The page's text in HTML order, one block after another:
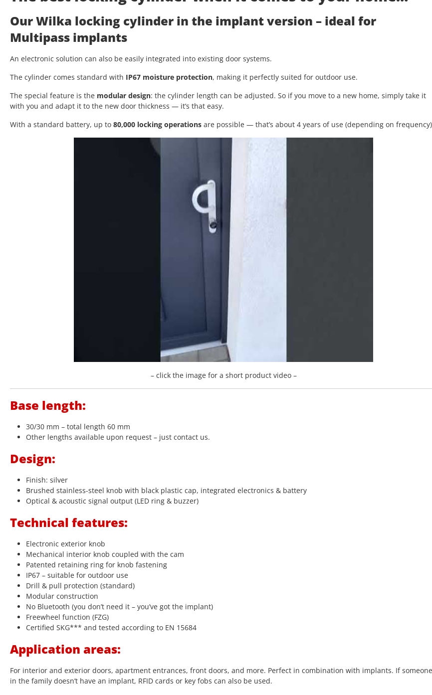
Our Wilka locking cylinder in the implant version – ideal for
Multipass implants
An electronic solution can also be easily integrated into existing door systems.
The cylinder comes standard with IP67 moisture protection, making it perfectly suited for outdoor use.
The special feature is the modular design: the cylinder length can be adjusted. So if you move to a new home, simply take it
with you and adapt it to the new door thickness — it’s that easy.
With a standard battery, up to 80,000 locking operations are possible — that’s about 4 years of use (depending on
– click the image for a short product video –
Base length:
30/30 mm – total length 60 mm
Other lengths available upon request – just contact us.
Design:
Finish: silver
Brushed stainless-steel knob with black plastic cap, integrated electronics & battery
Optical & acoustic signal output (LED ring & buzzer)
Technical features:
Electronic exterior knob
Mechanical interior knob coupled with the cam
Patented retaining ring for knob fastening
IP67 – suitable for outdoor use
Drill & pull protection (standard)
Modular construction
No Bluetooth (you don’t need it – you’ve got the implant)
Freewheel function (FZG)
Certified SKG*** and tested according to EN 15684
Application areas:
For interior and exterior doors, apartment entrances, front doors, and more. Perfect in combination with implants. If someone
in the family doesn’t have an implant, RFID cards or key fobs can also be used.